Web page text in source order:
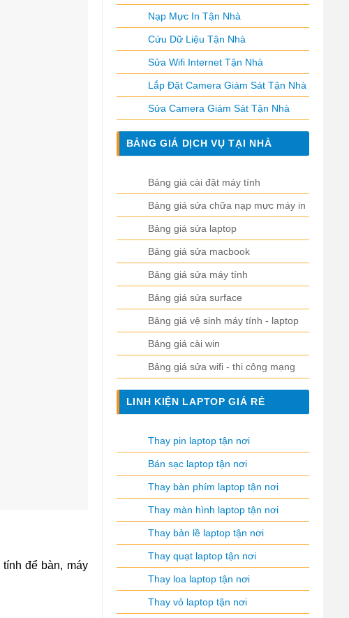
để bàn, máy
Nạp Mực In Tận Nhà
Cứu Dữ Liệu Tận Nhà
Sửa Wifi Internet Tận Nhà
Lắp Đặt Camera Giám Sát Tận Nhà
Sửa Camera Giám Sát Tận Nhà
BẢNG GIÁ DỊCH VỤ TẠI NHÀ
Bảng giá cài đặt máy tính
Bảng giá sửa chữa nạp mực máy in
Bảng giá sửa laptop
Bảng giá sửa macbook
Bảng giá sửa máy tính
Bảng giá sửa surface
Bảng giá vệ sinh máy tính - laptop
Bảng giá cài win
Bảng giá sửa wifi - thi công mạng
LINH KIỆN LAPTOP GIÁ RẺ
Thay pin laptop tận nơi
Bán sạc laptop tận nơi
Thay bàn phím laptop tận nơi
Thay màn hình laptop tận nơi
Thay bản lề laptop tận nơi
Thay quạt laptop tận nơi
Thay loa laptop tận nơi
Thay vỏ laptop tận nơi